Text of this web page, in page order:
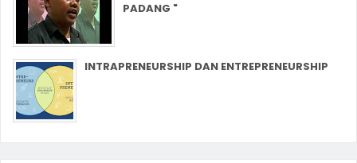
PADANG "
INTRAPRENEURSHIP DAN ENTREPRENEURSHIP